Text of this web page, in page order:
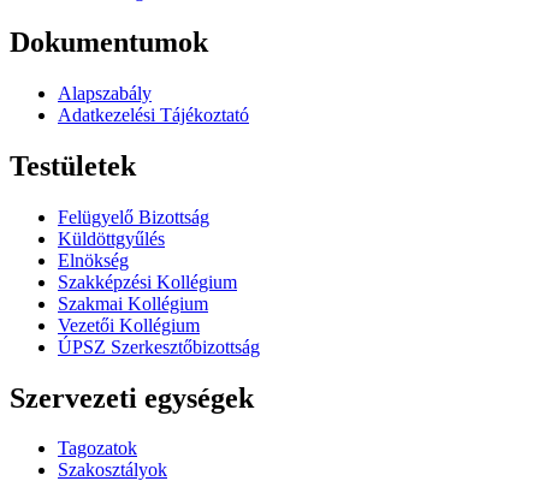
Dokumentumok
Alapszabály
Adatkezelési Tájékoztató
Testületek
Felügyelő Bizottság
Küldöttgyűlés
Elnökség
Szakképzési Kollégium
Szakmai Kollégium
Vezetői Kollégium
ÚPSZ Szerkesztőbizottság
Szervezeti egységek
Tagozatok
Szakosztályok